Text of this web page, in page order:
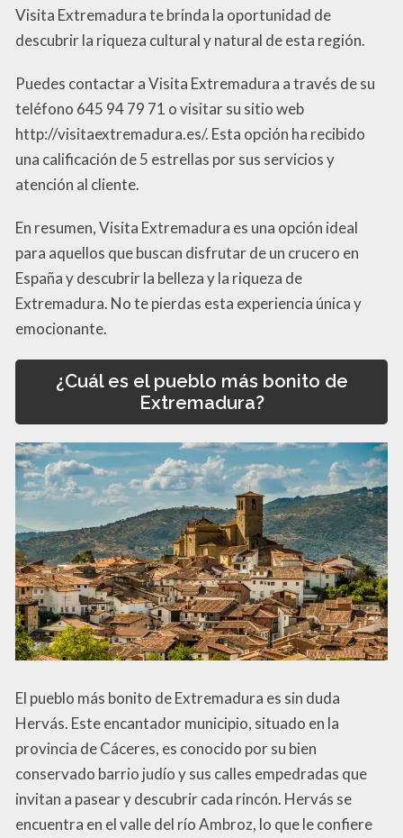
Visita Extremadura te brinda la oportunidad de
descubrir la riqueza cultural y natural de esta región.
Puedes contactar a Visita Extremadura a través de su
teléfono 645 94 79 71 o visitar su sitio web
http://visitaextremadura.es/. Esta opción ha recibido
una calificación de 5 estrellas por sus servicios y
atención al cliente.
En resumen, Visita Extremadura es una opción ideal
para aquellos que buscan disfrutar de un crucero en
España y descubrir la belleza y la riqueza de
Extremadura. No te pierdas esta experiencia única y
emocionante.
¿Cuál es el pueblo más bonito de
Extremadura?
El pueblo más bonito de Extremadura es sin duda
Hervás. Este encantador municipio, situado en la
provincia de Cáceres, es conocido por su bien
conservado barrio judío y sus calles empedradas que
invitan a pasear y descubrir cada rincón. Hervás se
encuentra en el valle del río Ambroz, lo que le confiere